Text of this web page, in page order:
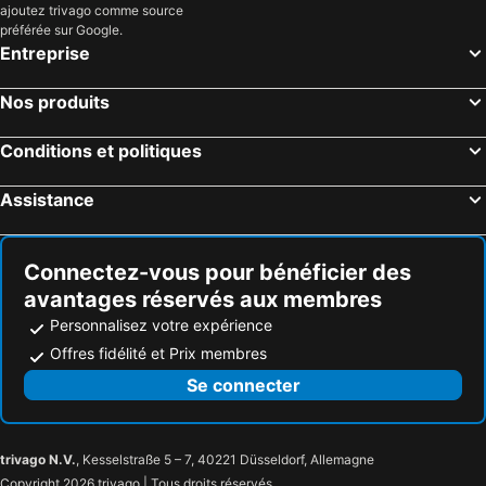
Le Coq, Flandres Hôtels
Nice, Provence-Alpes-Côte d'Azur Hôtels
Marseille, Provence-Alpes-Côte d'Azur Hôtels
Chamonix-Mont-Blanc, Auvergne-Rhône-Alpes Hôtels
Toulouse, Midi-Pyrénées Hôtels
ajoutez trivago comme source
préférée sur Google.
Entreprise
Nos produits
Conditions et politiques
Assistance
Connectez-vous pour bénéficier des
avantages réservés aux membres
Personnalisez votre expérience
Offres fidélité et Prix membres
Se connecter
trivago N.V., Kesselstraße 5 – 7, 40221 Düsseldorf, Allemagne